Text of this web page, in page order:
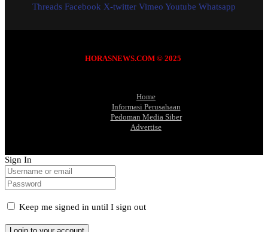
Threads Facebook X-twitter Vimeo Youtube Whatsapp
HORASNEWS.COM © 2025
Home
Informasi Perusahaan
Pedoman Media Siber
Advertise
Sign In
Keep me signed in until I sign out